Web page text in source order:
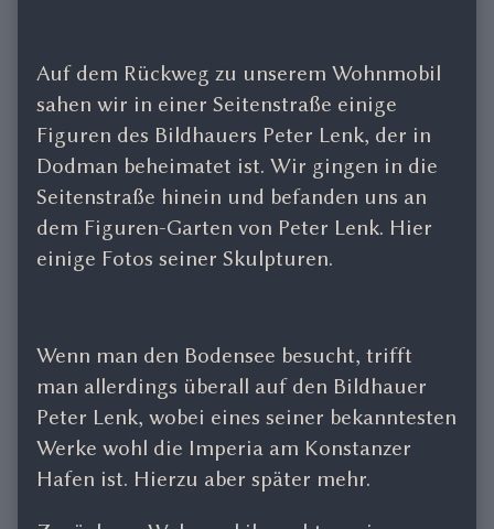
Auf dem Rückweg zu unserem Wohnmobil
sahen wir in einer Seitenstraße einige
Figuren des Bildhauers Peter Lenk, der in
Dodman beheimatet ist. Wir gingen in die
Seitenstraße hinein und befanden uns an
dem Figuren-Garten von Peter Lenk. Hier
einige Fotos seiner Skulpturen.
Wenn man den Bodensee besucht, trifft
man allerdings überall auf den Bildhauer
Peter Lenk, wobei eines seiner bekanntesten
Werke wohl die Imperia am Konstanzer
Hafen ist. Hierzu aber später mehr.